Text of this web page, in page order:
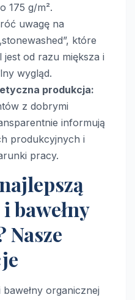
175 g/m².
uwagę na
które
od razu miększa i
wygląd.
produkcja:
z dobrymi
informują
produkcyjnych i
pracy.
bawełny
Nasze
organicznej